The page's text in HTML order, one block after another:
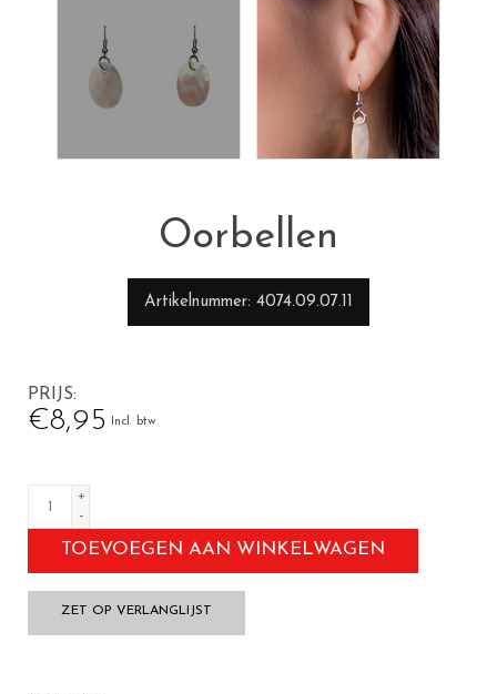
Oorbellen
Artikelnummer 4074.09.07.11
PRIJS
€8,95 Incl. btw
+
-
TOEVOEGEN AAN WINKELWAGEN
ZET OP VERLANGLIJST